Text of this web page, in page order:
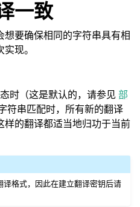
一致
要确保相同的字符串具有相
现。
时（这是默认的，请参见 部
符串匹配时，所有新的翻译
样的翻译都适当地归功于当前
格式，因此在建立翻译密钥后请